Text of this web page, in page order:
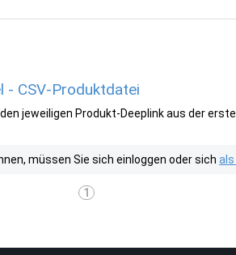
- CSV-Produktdatei
jeweiligen Produkt-Deeplink aus der
müssen Sie sich einloggen oder sich als
1